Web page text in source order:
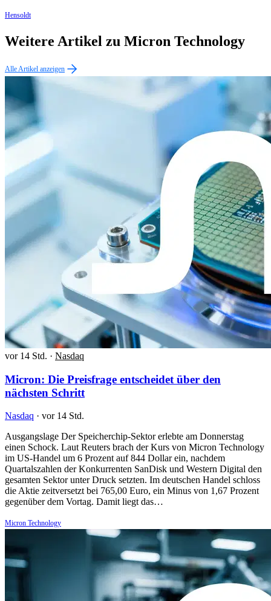
Hensoldt
Weitere Artikel zu Micron Technology
Alle Artikel anzeigen
vor 14 Std. · Nasdaq
Micron: Die Preisfrage entscheidet über den
nächsten Schritt
Nasdaq · vor 14 Std.
Ausgangslage Der Speicherchip-Sektor erlebte am Donnerstag
einen Schock. Laut Reuters brach der Kurs von Micron Technology
im US-Handel um 6 Prozent auf 844 Dollar ein, nachdem
Quartalszahlen der Konkurrenten SanDisk und Western Digital den
gesamten Sektor unter Druck setzten. Im deutschen Handel schloss
die Aktie zeitversetzt bei 765,00 Euro, ein Minus von 1,67 Prozent
gegenüber dem Vortag. Damit liegt das…
Micron Technology